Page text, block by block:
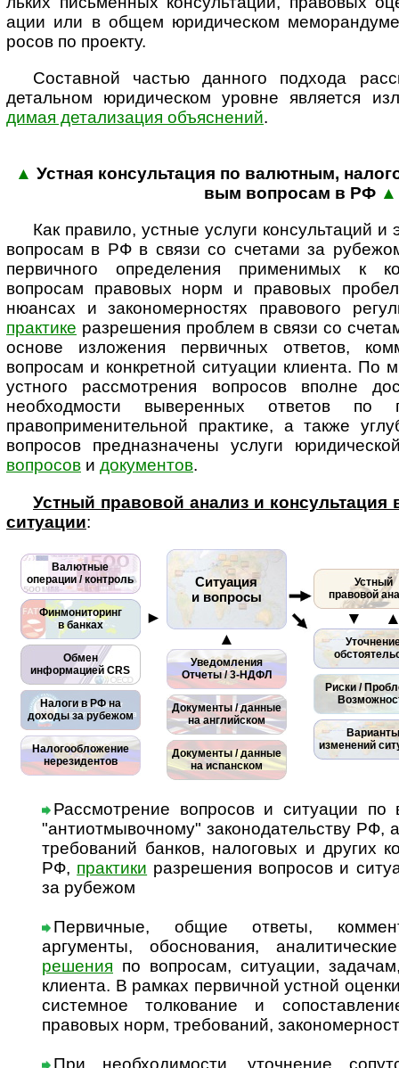
ации или в общем юриди­ческом
росов по проекту.
Составной частью данного подхода
деталь­ном юриди­ческом уровне явля­ется
димая дета­ли­зация объяс­нений.
▲ Устная консультация по валютным,
вым воп­ро­сам в РФ ▲
Как правило, устные услуги консультаций
вопросам в РФ в связи со счетами за
первичного определения применимых к
вопросам правовых норм и правовых
нюансах и закономерностях правового
практике разрешения проблем в связи со
основе изложения первичных ответов,
вопросам и конкретной ситуации клиента. По
устного рассмотрения вопросов вполне
необходмости выверенных ответов
правоприменительной практике, а также
вопросов пред­наз­на­че­ны услуги
вопросов и документов.
Устный правовой анализ и
ситуации:
Валютные
операции / контроль
Финмониторинг
в банках
Обмен
информацией CRS
Налоги в РФ на
доходы за рубежом
Налогообложение
нерезидентов
►
Ситуация
и вопросы
▲
Уведомления
Отчеты / 3-НДФЛ
Документы / данные
на английском
Документы / данные
на испанском
Устный
правовой
▼
Риски /
Варианты
изменений
Рассмотрение вопросов и ситуации по
"антиотмывочному" законодательству РФ,
требований банков, налоговых и других
РФ, практики разрешения вопросов и
за рубежом
Первичные, общие ответы,
аргументы, обоснования,
решения по вопросам, ситуации,
клиента. В рамках первичной устной
системное толкование и
правовых норм, требований,
При необходимости, уточнение